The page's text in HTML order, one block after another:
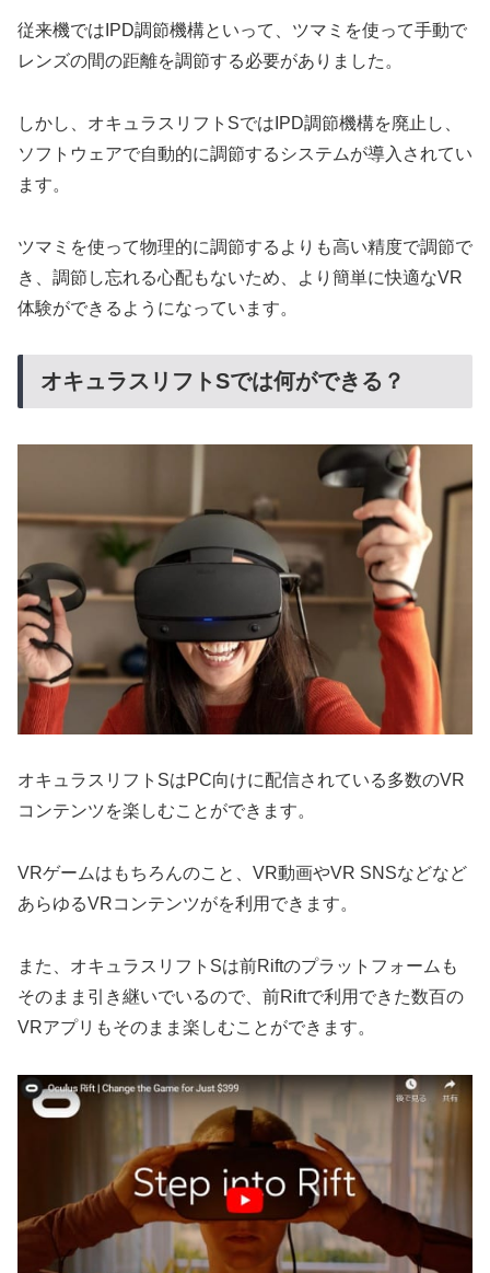
従来機ではIPD調節機構といって、ツマミを使って手動で
レンズの間の距離を調節する必要がありました。
しかし、オキュラスリフトSではIPD調節機構を廃止し、
ソフトウェアで自動的に調節するシステムが導入されてい
ます。
ツマミを使って物理的に調節するよりも高い精度で調節で
き、調節し忘れる心配もないため、より簡単に快適なVR
体験ができるようになっています。
オキュラスリフトSでは何ができる？
オキュラスリフトSはPC向けに配信されている多数のVR
コンテンツを楽しむことができます。
VRゲームはもちろんのこと、VR動画やVR SNSなどなど
あらゆるVRコンテンツがを利用できます。
また、オキュラスリフトSは前Riftのプラットフォームも
そのまま引き継いでいるので、前Riftで利用できた数百の
VRアプリもそのまま楽しむことができます。